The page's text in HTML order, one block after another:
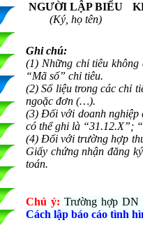
NGƯỜI LẬP BIỂU
(Ký, họ tên)
Ghi chú:
(1) Những chỉ tiêu
“Mã số” chỉ tiêu.
(2) Số liệu trong các chỉ
ngoặc đơn (…).
(3) Đối với doanh nghiệp
có thể ghi là “31.12.X”;
(4) Đối với trường hợp
Giấy chứng nhận đăng
toán.
Chú ý: Trường hợp DN
Cách lập báo cáo tình